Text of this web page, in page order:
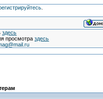
.
здесь
просмотраздесь